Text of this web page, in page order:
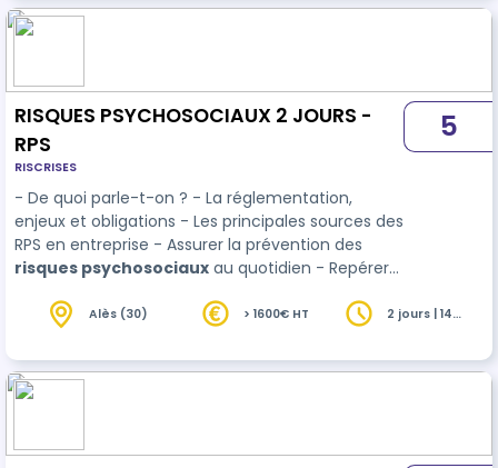
Objectifs de la formation : - Acquisition de
RISQUES PSYCHOSOCIAUX 2 JOURS -
RPS
RISCRISES
- De quoi parle-t-on ? - La réglementation,
enjeux et obligations - Les principales sources des
RPS en entreprise - Assurer la prévention des
risques psychosociaux au quotidien - Repérer
Eviter de reproduire les causes de RPS
5
Alès (30) > 1600€ HT
2 jours | 14